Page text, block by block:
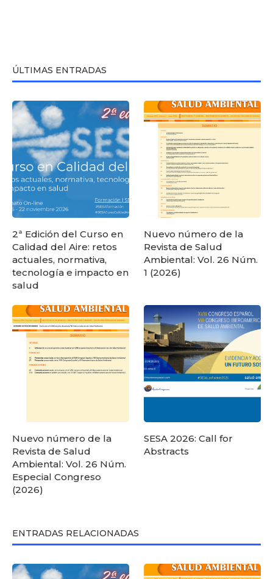
ÚLTIMAS ENTRADAS
2ª Edición del Curso en
Calidad del Aire: retos
actuales, normativa,
tecnología e impacto en
salud
Nuevo número de la
Revista de Salud
Ambiental: Vol. 26 Núm.
1 (2026)
Nuevo número de la
Revista de Salud
Ambiental: Vol. 26 Núm.
Especial Congreso
(2026)
SESA 2026: Call for
Abstracts
ENTRADAS RELACIONADAS